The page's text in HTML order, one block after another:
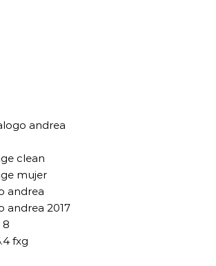
andrea
clean
mujer
andrea
andrea 2017
8
fxg